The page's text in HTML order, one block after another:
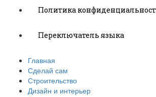
Политика
Переключатель языка
Главная
Сделай сам
Строительство
Дизайн и интерьер